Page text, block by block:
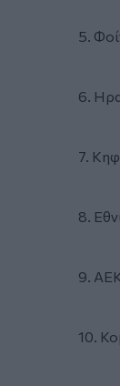
5.
6.
7.
8.
9.
10.